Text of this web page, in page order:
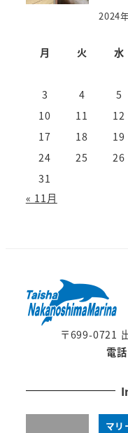
2024
月
火 水
3
4 5
10
11 12
17
18 19
24
25 26
31
« 11月
〒699-0721
電
マリ